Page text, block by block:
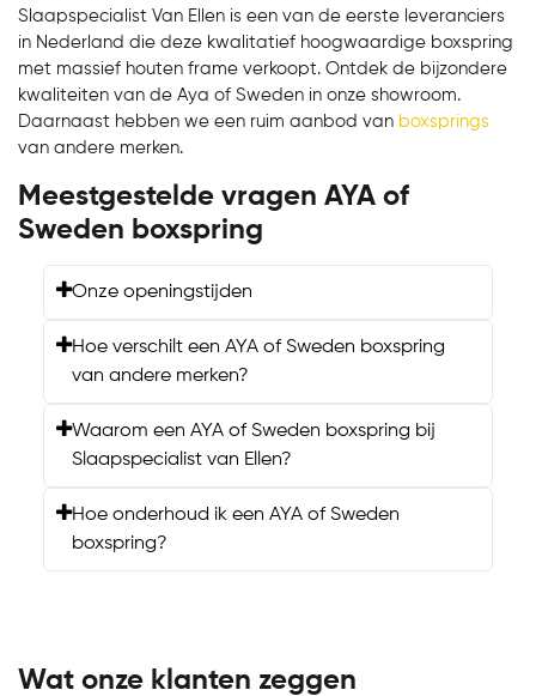
Slaapspecialist Van Ellen is een van de eerste leveranciers
in Nederland die deze kwalitatief hoogwaardige boxspring
met massief houten frame verkoopt. Ontdek de bijzondere
kwaliteiten van de Aya of Sweden in onze showroom.
Daarnaast hebben we een ruim aanbod van boxsprings
van andere merken.
Meestgestelde vragen AYA of
Sweden boxspring
Onze openingstijden
Hoe verschilt een AYA of Sweden boxspring
van andere merken?
Waarom een AYA of Sweden boxspring bij
Slaapspecialist van Ellen?
Hoe onderhoud ik een AYA of Sweden
boxspring?
Wat onze klanten zeggen